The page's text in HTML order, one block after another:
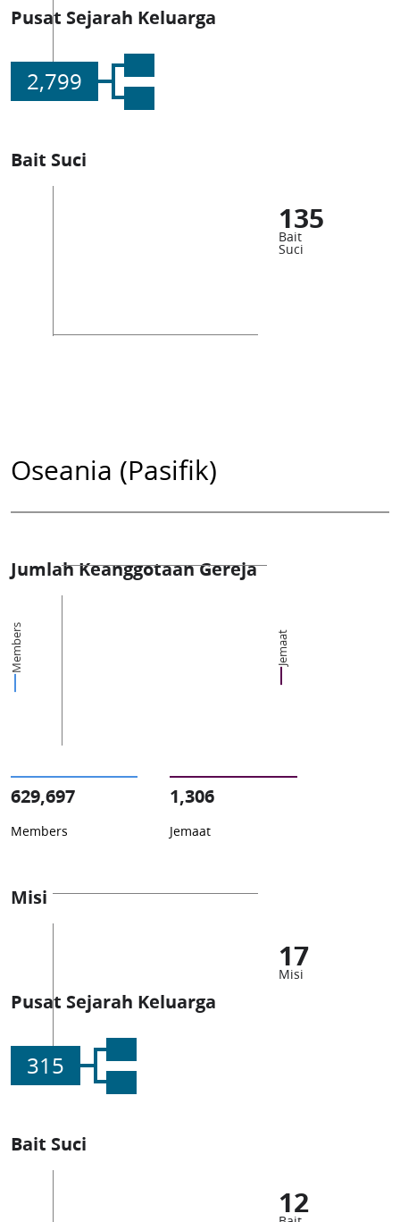
Pusat Sejarah Keluarga
2,799
Bait Suci
135
Bait
Suci
Oseania (Pasifik)
Jumlah Keanggotaan Gereja
Members Jemaat
629,697
Members
1,306
Jemaat
Misi
17
Misi
Pusat Sejarah Keluarga
315
Bait Suci
12